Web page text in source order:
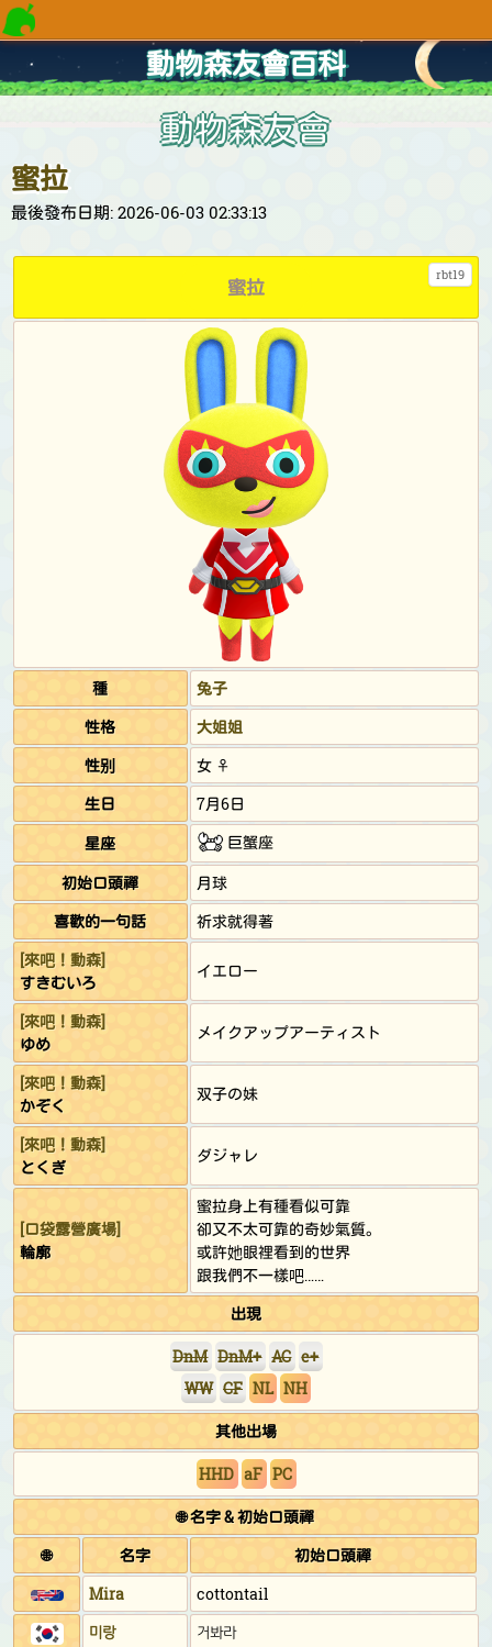
動物森友會百科
動物森友會
蜜拉
最後發布日期: 2026-06-03 02:33:13
rbt19
蜜拉
種
兔子
性格
大姐姐
性别
女 ♀
生日
7月6日
星座
巨蟹座
初始口頭禪
月球
喜歡的一句話
祈求就得著
[來吧！動森]
すきむいろ
イエロー
[來吧！動森]
ゆめ
メイクアップアーティスト
[來吧！動森]
かぞく
双子の妹
[來吧！動森]
とくぎ
ダジャレ
[口袋露營廣場]
輪廓
蜜拉身上有種看似可靠
卻又不太可靠的奇妙氣質。
或許她眼裡看到的世界
跟我們不一樣吧……
出現
DnM DnM+ AC e+
WW CF NL NH
其他出場
HHD aF PC
🌐 名字 & 初始口頭禪
🌐
名字
初始口頭禪
Mira
cottontail
미랑
거봐라